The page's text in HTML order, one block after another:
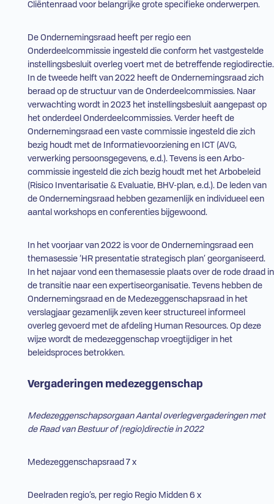
Cliëntenraad voor belangrijke grote specifieke onderwerpen.
De Ondernemingsraad heeft per regio een
Onderdeelcommissie ingesteld die conform het vastgestelde
instellingsbesluit overleg voert met de betreffende regiodirectie.
In de tweede helft van 2022 heeft de Ondernemingsraad zich
beraad op de structuur van de Onderdeelcommissies. Naar
verwachting wordt in 2023 het instellingsbesluit aangepast op
het onderdeel Onderdeelcommissies. Verder heeft de
Ondernemingsraad een vaste commissie ingesteld die zich
bezig houdt met de Informatievoorziening en ICT(AVG,
verwerking persoonsgegevens, e.d.). Tevens is een Arbo-
commissie ingesteld die zich bezig houdt met het Arbobeleid
(Risico Inventarisatie & Evaluatie, BHV-plan, e.d.). De leden van
de Ondernemingsraad hebben gezamenlijk en individueel een
aantal workshops en conferenties bijgewoond.
In het voorjaar van 2022 is voor de Ondernemingsraad een
themasessie ‘ HRpresentatie strategisch plan’ georganiseerd.
In het najaar vond een themasessie plaats over de rode draad in
de transitie naar een expertiseorganisatie. Tevens hebben de
Ondernemingsraad en de Medezeggenschapsraad in het
verslagjaar gezamenlijk zeven keer structureel informeel
overleg gevoerd met de afdeling Human Resources. Op deze
wijze wordt de medezeggenschap vroegtijdiger in het
beleidsproces betrokken.
Vergaderingen medezeggenschap
Medezeggenschapsorgaan Aantal overlegvergaderingen met
de Raad van Bestuur of (regio)directie in 2022
Medezeggenschapsraad 7 x
Deelraden regio’s, per regio Regio Midden 6 x